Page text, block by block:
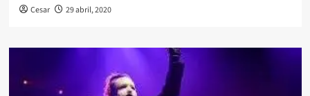
Cesar 29 abril, 2020